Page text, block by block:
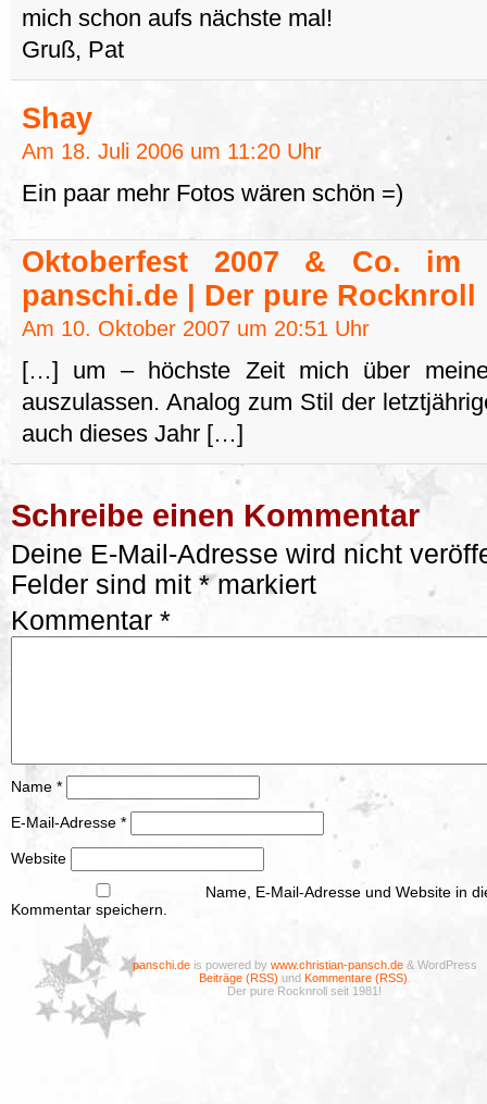
mich schon aufs nächste mal!
Gruß, Pat
Shay
Am 18. Juli 2006 um 11:20 Uhr
Ein paar mehr Fotos wären schön =)
Oktoberfest 2007 & Co. im
panschi.de | Der pure Rocknroll
Am 10. Oktober 2007 um 20:51 Uhr
[…] um – höchste Zeit mich über
auszulassen. Analog zum Stil der
auch dieses Jahr […]
Schreibe einen Kommentar
Deine E-Mail-Adresse wird nicht
Felder sind mit *markiert
Kommentar *
Name *
E-Mail-Adresse *
Website
Name, E-Mail-Adresse und Website in
Kommentar speichern.
panschi.deis powered by www.christian-pansch.de& WordPress
Beiträge (RSS) und Kommentare (RSS)
Der pure Rocknroll seit 1981!